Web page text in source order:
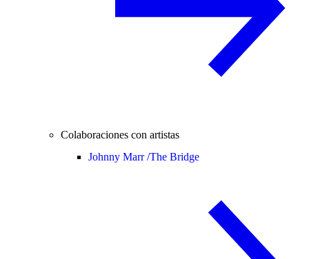
Colaboraciones con artistas
Johnny Marr /The Bridge